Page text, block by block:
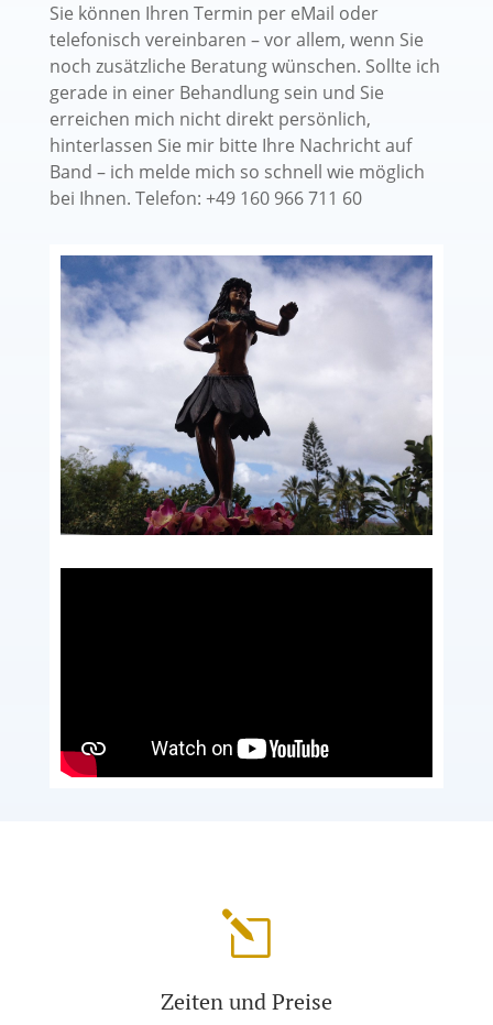
Sie können Ihren Termin per eMail oder
telefonisch vereinbaren – vor allem, wenn Sie
noch zusätzliche Beratung wünschen. Sollte ich
gerade in einer Behandlung sein und Sie
erreichen mich nicht direkt persönlich,
hinterlassen Sie mir bitte Ihre Nachricht auf
Band – ich melde mich so schnell wie möglich
bei Ihnen. Telefon: +49 160 966 711 60
l
Zeiten und Preise